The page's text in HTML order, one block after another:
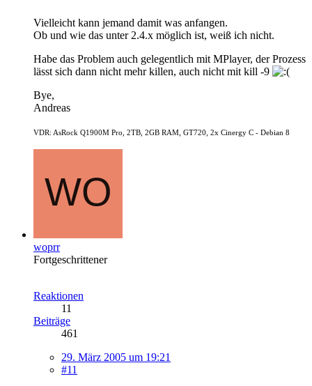
Vielleicht kann jemand damit was anfangen.
Ob und wie das unter 2.4.x möglich ist, weiß ich nicht.
Habe das Problem auch gelegentlich mit MPlayer, der Prozess
lässt sich dann nicht mehr killen, auch nicht mit kill -9
Bye,
Andreas
VDR: AsRock Q1900M Pro, 2TB, 2GB RAM, GT720, 2x Cinergy C - Debian 8
woprr
Fortgeschrittener
Reaktionen
11
Beiträge
461
29. März 2005 um 19:21
#11